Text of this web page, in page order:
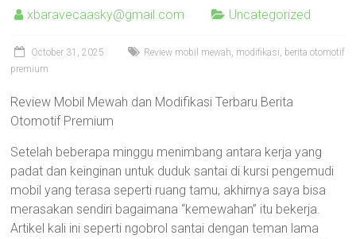
xbaravecaasky@gmail.com Uncategorized
October 31, 2025
Review mobil mewah, modifikasi, berita otomotif
premium
Review Mobil Mewah dan Modifikasi Terbaru Berita
Otomotif Premium
Setelah beberapa minggu menimbang antara kerja yang
padat dan keinginan untuk duduk santai di kursi pengemudi
mobil yang terasa seperti ruang tamu, akhirnya saya bisa
merasakan sendiri bagaimana “kemewahan” itu bekerja.
Artikel kali ini seperti ngobrol santai dengan teman lama